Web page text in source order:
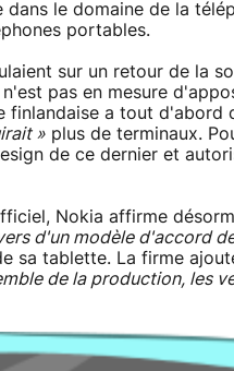
le domaine de la
portables.
sur un retour de la
pas en mesure
finlandaise a tout d'abord
» plus de terminaux.
de ce dernier et
Nokia affirme
d'un modèle d'accord
sa tablette. La firme
de la production, les